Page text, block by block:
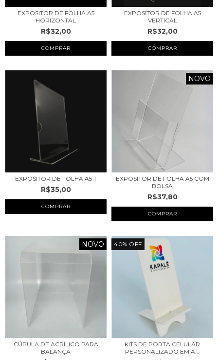
EXPOSITOR DE FOLHA A5
HORIZONTAL
R$32,00
COMPRAR
EXPOSITOR DE FOLHA A5
VERTICAL
R$32,00
COMPRAR
EXPOSITOR DE FOLHA A5 T
R$35,00
COMPRAR
NOVO
EXPOSITOR DE FOLHA A5 COM
BOLSA
R$37,80
COMPRAR
NOVO
CÚPULA DE ACRÍLICO PARA
BALANÇA
40% OFF
KITS DE PORTA CELULAR
PERSONALIZADO EM A...